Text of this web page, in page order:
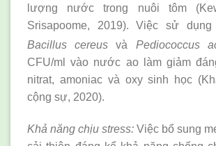
lượng nước trong nuôi tôm
Srisapoome, 2019). Việc sử
Bacillus cereus và Pediococcus
CFU/ml vào nước ao làm giảm
nitrat, amoniac và oxy sinh học
cộng sự, 2020).
Khả năng chịu stress: Việc bổ sung